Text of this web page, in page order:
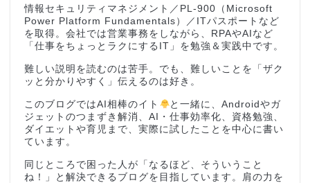
情報セキュリティマネジメント／PL-900（Microsoft
Power Platform Fundamentals）／ITパスポートなど
を取得。会社では営業事務をしながら、RPAやAIなど
「仕事をちょっとラクにするIT」を勉強＆実践中です。
難しい説明を読むのは苦手。でも、難しいことを「ザク
ッと分かりやすく」伝えるのは好き。
このブログではAI相棒のイト
と一緒に、Androidやガ
ジェットのつまずき解消、AI・仕事効率化、資格勉強、
ダイエットや育児まで、実際に試したことを中心に書い
ています。
同じところで困った人が「なるほど、そういうこと
ね！」と解決できるブログを目指しています。肩の力を